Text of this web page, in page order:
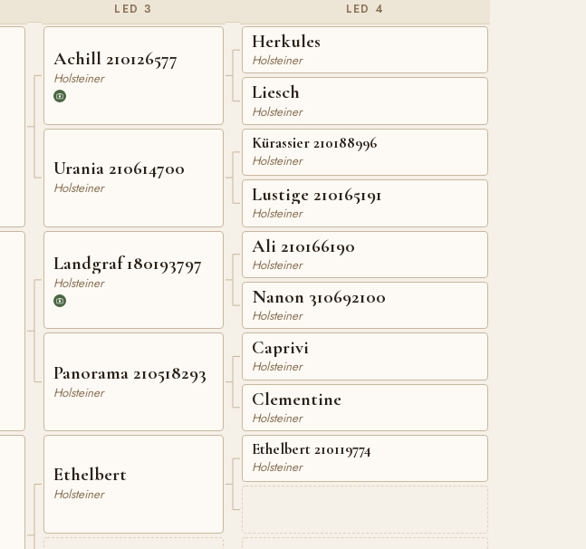
LED 3
Achill 210126577
Holsteiner
Urania 210614700
Holsteiner
Landgraf 180193797
Holsteiner
Panorama 210518293
Holsteiner
Ethelbert
Holsteiner
LED 4
Herkules
Holsteiner
Liesch
Holsteiner
Kürassier 210188996
Holsteiner
Lustige 210165191
Holsteiner
Ali 210166190
Holsteiner
Nanon 310692100
Holsteiner
Caprivi
Holsteiner
Clementine
Holsteiner
Ethelbert 210119774
Holsteiner